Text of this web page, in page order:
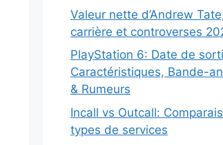
Valeur nette d’Andrew
carrière et controverses
PlayStation 6: Date de
Caractéristiques, Bande-
& Rumeurs
Incall vs Outcall:
types de services